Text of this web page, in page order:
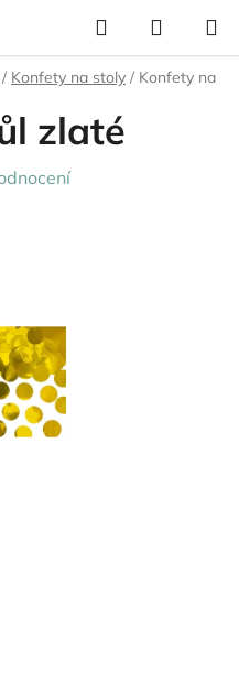
Hledat
KOŠÍK
/ Konfety na stoly / Konfety na
zlaté